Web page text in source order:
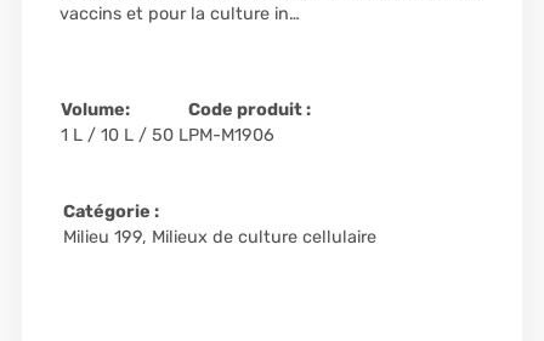
vaccins et pour la culture in…
Volume:
1 L / 10 L / 50 L
Code produit :
PM-M1906
Catégorie :
Milieu 199, Milieux de culture cellulaire